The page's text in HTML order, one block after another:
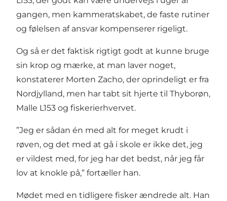
gangen, men kammeratskabet, de faste rutiner
og følelsen af ansvar kompenserer rigeligt.
Og så er det faktisk rigtigt godt at kunne bruge
sin krop og mærke, at man laver noget,
konstaterer Morten Zacho, der oprindeligt er fra
Nordjylland, men har tabt sit hjerte til Thyborøn,
Malle L153 og fiskerierhvervet.
”Jeg er sådan én med alt for meget krudt i
røven, og det med at gå i skole er ikke det, jeg
er vildest med, for jeg har det bedst, når jeg får
lov at knokle på,” fortæller han.
Mødet med en tidligere fisker ændrede alt. Han